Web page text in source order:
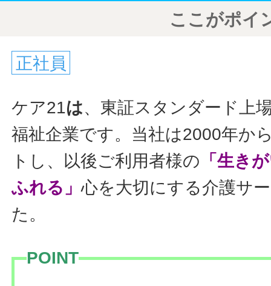
ここがポイ
正社員
ケア21は、東証スタンダード上
福祉企業です。当社は2000年か
トし、以後ご利用者様の 「生き
ふれる」心を大切にする介護サ
た。
POINT